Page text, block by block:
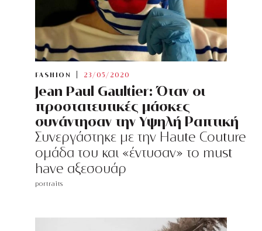
FASHION 23/05/2020
Jean Paul Gaultier: Όταν οι
προστατευτικές μάσκες
συνάντησαν την Yψηλή Ραπτική
Συνεργάστηκε με την Haute Couture
ομάδα του και «έντυσαν» το must
have αξεσουάρ
portraits